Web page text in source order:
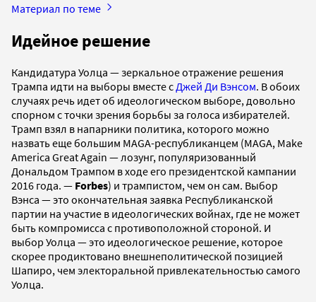
Материал по теме
Идейное решение
Кандидатура Уолца — зеркальное отражение решения
Трампа идти на выборы вместе сДжей Ди Вэнсом. В обоих
случаях речь идет об идеологическом выборе, довольно
спорном с точки зрения борьбы за голоса избирателей.
Трамп взял в напарники политика, которого можно
назвать еще большим MAGA-республиканцем (MAGA, Make
America Great Again — лозунг, популяризованный
Дональдом Трампом в ходе его президентской кампании
2016 года. — Forbes) и трампистом, чем он сам. Выбор
Вэнса — это окончательная заявка Республиканской
партии на участие в идеологических войнах, где не может
быть компромисса с противоположной стороной. И
выбор Уолца — это идеологическое решение, которое
скорее продиктовано внешнеполитической позицией
Шапиро, чем электоральной привлекательностью самого
Уолца.